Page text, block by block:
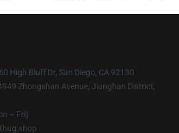
High Bluff Dr, San Diego, CA 92130
Zhongshan Avenue, Jianghan District,
– Fri)